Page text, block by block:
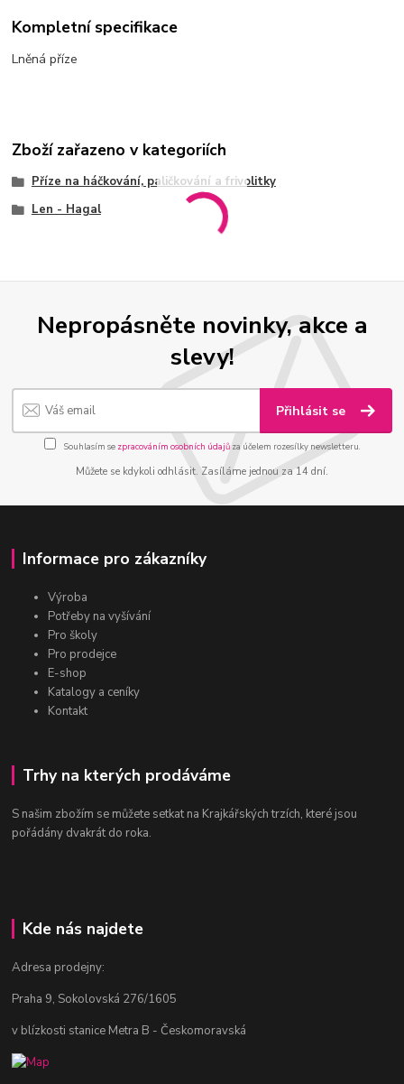
Kompletní specifikace
Lněná příze
Zboží zařazeno v kategoriích
Příze na háčkování, paličkování a frivolitky
Len - Hagal
Nepropásněte novinky, akce a
slevy!
Přihlásit se
Souhlasím se zpracováním osobních údajůza účelem rozesílky newsletteru.
Můžete se kdykoli odhlásit. Zasíláme jednou za 14 dní.
Informace pro zákazníky
Výroba
Potřeby na vyšívání
Pro školy
Pro prodejce
E-shop
Katalogy a ceníky
Kontakt
Trhy na kterých prodáváme
S našim zbožím se můžete setkat na Krajkářských trzích, které jsou
pořádány dvakrát do roka.
Kde nás najdete
Adresa prodejny:
Praha 9, Sokolovská 276/1605
v blízkosti stanice Metra B - Českomoravská